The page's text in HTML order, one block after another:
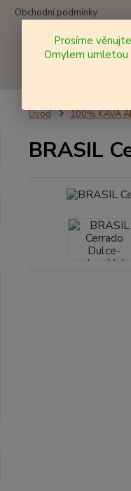
Obchodní podmínky
Úvod 100% KÁVA
BRASIL
Prosíme
Omylem umletou